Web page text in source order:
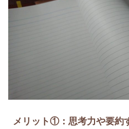
メリット①：思考力や要約